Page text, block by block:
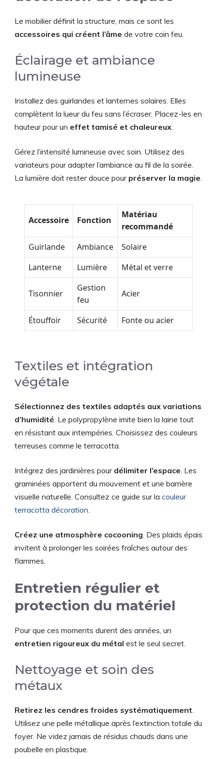
Le mobilier définit la structure, mais ce sont les
accessoires qui créent l’âme de votre coin feu.
Éclairage et ambiance
lumineuse
Installez des guirlandes et lanternes solaires. Elles
complètent la lueur du feu sans l’écraser. Placez-les en
hauteur pour un effet tamisé et chaleureux
Gérez l’intensité lumineuse avec soin. Utilisez des
variateurs pour adapter l’ambiance au fil de la soirée.
La lumière doit rester douce pour préserver la magie
Accessoire Fonction
Matériau
recommandé
Guirlande
Ambiance
Solaire
Lanterne
Lumière Métal et verre
Tisonnier
Gestion
feu
Acier
Étouffoir Sécurité Fonte ou acier
Textiles et intégration
végétale
Sélectionnez des textiles adaptés aux variations
d’humidité . Le polypropylène imite bien la laine tout
en résistant aux intempéries. Choisissez des couleurs
terreuses comme le terracotta.
Intégrez des jardinières pour délimiter l’espace . Les
graminées apportent du mouvement et une barrière
visuelle naturelle. Consultez ce guide sur la couleur
terracotta décoration
Créez une atmosphère cocooning . Des plaids épais
invitent à prolonger les soirées fraîches autour des
flammes.
Entretien régulier et
protection du matériel
Pour que ces moments durent des années, un
entretien rigoureux du métal est le seul secret.
Nettoyage et soin des
métaux
Retirez les cendres froides systématiquement
Utilisez une pelle métallique après l’extinction totale du
foyer. Ne videz jamais de résidus chauds dans une
poubelle en plastique.